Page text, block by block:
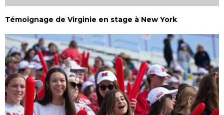
Témoignage de Virginie en stage à New York